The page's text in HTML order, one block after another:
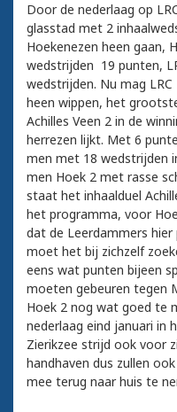
Door de nederlaag op
glasstad met 2
Hoekenezen heen gaan,
wedstrijden 19 punten,
wedstrijden. Nu mag
heen wippen, het
Achilles Veen 2 in de
herrezen lijkt. Met 6
men met 18 wedstrijden
men Hoek 2 met rasse
staat het inhaalduel
het programma, voor
dat de Leerdammers
moet het bij zichzelf
eens wat punten bijeen
moeten gebeuren tegen
Hoek 2 nog wat goed te
nederlaag eind januari in
Zierikzee strijd ook voor
handhaven dus zullen
mee terug naar huis te